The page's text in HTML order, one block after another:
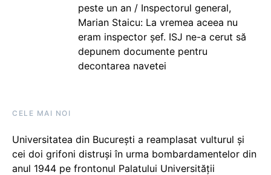
peste un an / Inspectorul general,
Marian Staicu: La vremea aceea nu
eram inspector șef. ISJ ne-a cerut să
depunem documente pentru
decontarea navetei
CELE MAI NOI
Universitatea din București a reamplasat vulturul și
cei doi grifoni distruși în urma bombardamentelor din
anul 1944 pe frontonul Palatului Universității